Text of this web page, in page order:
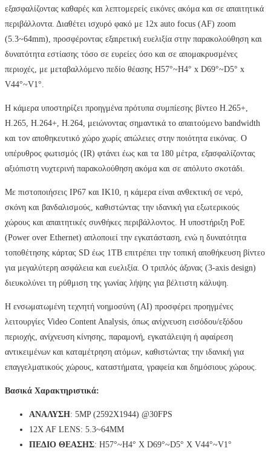
εξασφαλίζοντας καθαρές και λεπτομερείς εικόνες ακόμα και σε απαιτητικά
περιβάλλοντα. Διαθέτει ισχυρό φακό με 12x auto focus (AF) zoom
(5.3~64mm), προσφέροντας εξαιρετική ευελιξία στην παρακολούθηση και
δυνατότητα εστίασης τόσο σε ευρείες όσο και σε απομακρυσμένες
περιοχές, με μεταβαλλόμενο πεδίο θέασης H57°~H4° x D69°~D5° x
V44°~V1°.
Η κάμερα υποστηρίζει προηγμένα πρότυπα συμπίεσης βίντεο H.265+,
H.265, H.264+, H.264, μειώνοντας σημαντικά το απαιτούμενο bandwidth
και τον αποθηκευτικό χώρο χωρίς απώλειες στην ποιότητα εικόνας. Ο
υπέρυθρος φωτισμός (IR) φτάνει έως και τα 180 μέτρα, εξασφαλίζοντας
αξιόπιστη νυχτερινή παρακολούθηση ακόμα και σε απόλυτο σκοτάδι.
Με πιστοποιήσεις IP67 και IK10, η κάμερα είναι ανθεκτική σε νερό,
σκόνη και βανδαλισμούς, καθιστώντας την ιδανική για εξωτερικούς
χώρους και απαιτητικές συνθήκες περιβάλλοντος. Η υποστήριξη PoE
(Power over Ethernet) απλοποιεί την εγκατάσταση, ενώ η δυνατότητα
τοποθέτησης κάρτας SD έως 1TB επιτρέπει την τοπική αποθήκευση βίντεο
για μεγαλύτερη ασφάλεια και ευελιξία. Ο τριπλός άξονας (3-axis design)
διευκολύνει τη ρύθμιση της γωνίας λήψης για βέλτιστη κάλυψη.
Η ενσωματωμένη τεχνητή νοημοσύνη (AI) προσφέρει προηγμένες
λειτουργίες Video Content Analysis, όπως ανίχνευση εισόδου/εξόδου
περιοχής, ανίχνευση κίνησης, παραμονή, εγκατάλειψη ή αφαίρεση
αντικειμένων και καταμέτρηση ατόμων, καθιστώντας την ιδανική για
επαγγελματικούς χώρους, καταστήματα, γραφεία και δημόσιους χώρους.
Βασικά Χαρακτηριστικά:
ΑΝΑΛΥΣΗ: 5MP (2592X1944) @30FPS
12X AF LENS: 5.3~64MM
ΠΕΔΙΟ ΘΕΑΣΗΣ: H57°~H4° X D69°~D5° X V44°~V1°